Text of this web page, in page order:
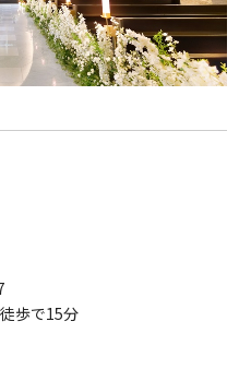
歩で15分